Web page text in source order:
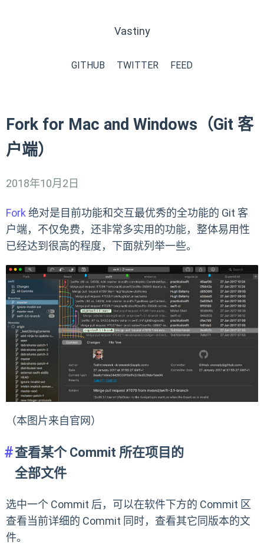
Vastiny
GITHUB TWITTER FEED
Fork for Mac and Windows（Git 客
户端）
2018年10月2日
Fork 绝对是目前功能和交互最优秀的全功能的 Git 客
户端，不仅免费，还非常多实用的功能，整体易用性
已经达到很高的程度，下面就列举一些。
（本图片来自官网）
查看某个 Commit 所在项目的
全部文件
选中一个 Commit 后，可以在软件下方的 Commit 区
查看当前详细的 Commit 同时，查看其它同版本的文
件。